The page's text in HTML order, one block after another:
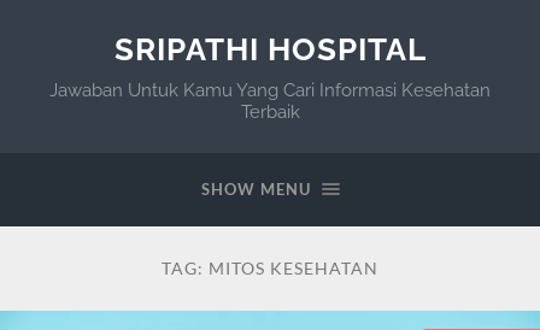
SRIPATHI HOSPITAL
Jawaban Untuk Kamu Yang Cari Informasi Kesehatan
Terbaik
SHOW MENU
TAG: MITOS KESEHATAN